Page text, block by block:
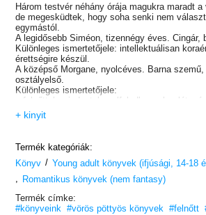
Három testvér néhány órája magukra maradt a
de megesküdtek, hogy soha senki nem
egymástól.
A legidősebb Siméon, tizennégy éves. Cingár,
Különleges ismertetőjele: intellektuálisan
érettségire készül.
A középső Morgane, nyolcéves. Barna szemű,
osztályelső.
Különleges ismertetőjele:
a felnőttek minduntalan elfeledkeznek a
A legkisebb Venise, ötéves. Kék szemű,
Olyan kislány, amilyet mindenki szeretne
forró szerelmi történeteket játszik el a Barbie
A Morlevent gyerekek nem hajlandók a
szociális asszisztensre bízni.
Az a cél hajtja őket, hogy kikerüljenek a
ahová elhelyezték őket, és családra leljenek.
Két személy lehetne a gyámjuk. Csakhogy
fűlik hozzá a foga.
+ kinyit
Termék kategóriák:
Könyv / Young adult könyvek (ifjúsági, 14-18
, Romantikus könyvek (nem fantasy)
Termék címke:
#könyveink
#vörös pöttyös könyvek #felnőtt